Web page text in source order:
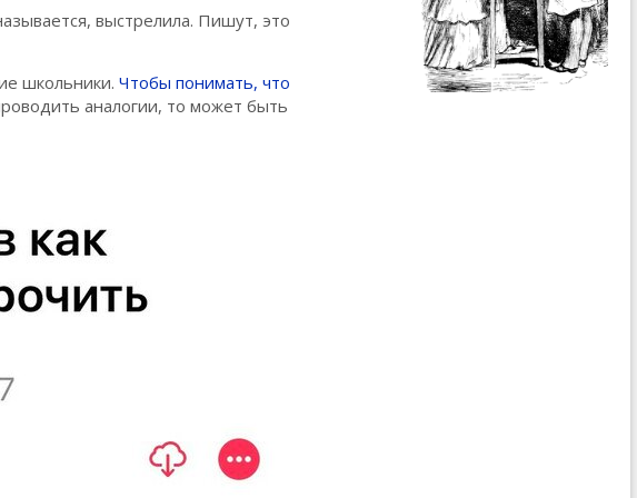
выстрелила. Пишут, это
школьники. Чтобы понимать, что
аналогии, то может быть